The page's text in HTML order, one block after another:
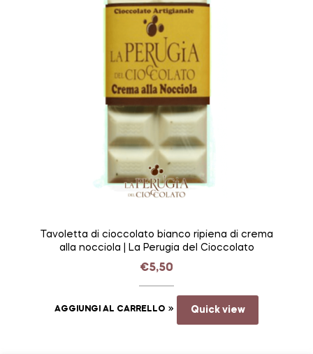
Tavoletta di cioccolato bianco ripiena di crema
alla nocciola | La Perugia del Cioccolato
€5,50
AGGIUNGI AL CARRELLO Quick view